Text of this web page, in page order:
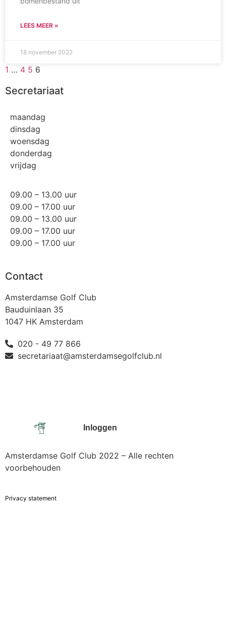
LEES MEER »
18 november 2022
1 … 4 5 6
Secretariaat
maandag
dinsdag
woensdag
donderdag
vrijdag
09.00 – 13.00 uur
09.00 – 17.00 uur
09.00 – 13.00 uur
09.00 – 17.00 uur
09.00 – 17.00 uur
Contact
Amsterdamse Golf Club
Bauduinlaan 35
1047 HK Amsterdam
020 - 49 77 866
secretariaat@amsterdamsegolfclub.nl
Inloggen
Amsterdamse Golf Club 2022 – Alle rechten
voorbehouden
Privacy statement